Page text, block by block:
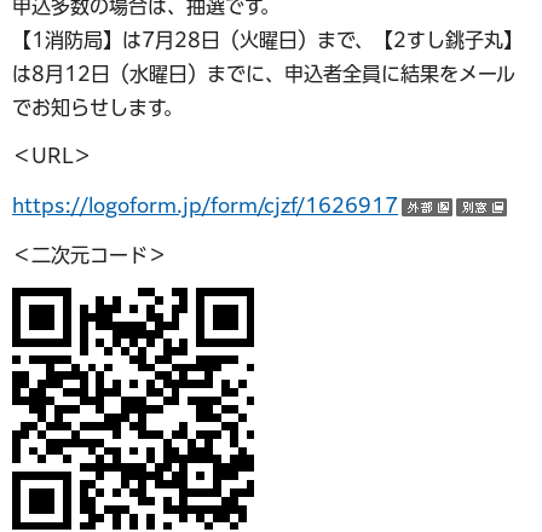
申込多数の場合は、抽選です。
【1消防局】は7月28日（火曜日）まで、【2すし銚子丸】
は8月12日（水曜日）までに、申込者全員に結果をメール
でお知らせします。
＜URL＞
https://logoform.jp/form/cjzf/1626917
（外部サ
＜二次元コード＞